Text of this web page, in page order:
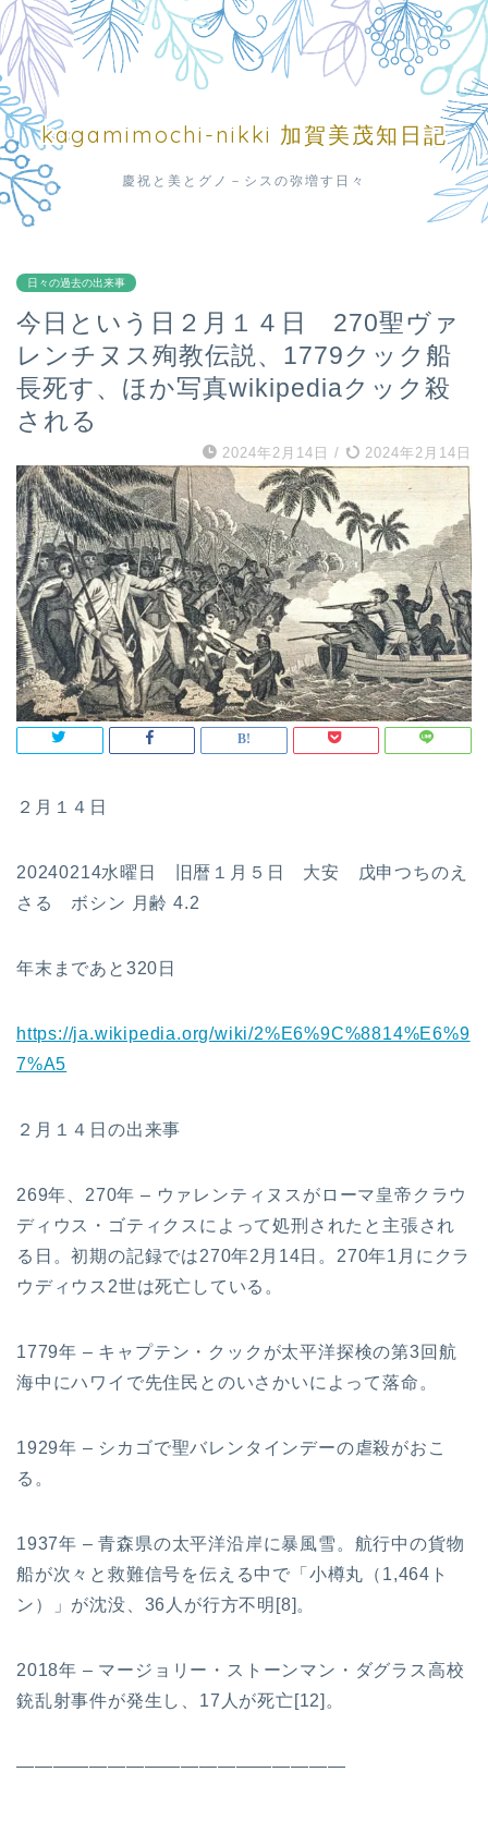
kagamimochi-nikki 加賀美茂知日記
慶祝と美とグノ－シスの弥増す日々
日々の過去の出来事
今日という日２月１４日 270聖ヴァ
レンチヌス殉教伝説、1779クック船
長死す、ほか写真wikipediaクック殺
される
2024年2月14日 / 2024年2月14日
２月１４日
20240214水曜日 旧暦１月５日 大安 戊申つちのえ
さる ボシン 月齢 4.2
年末まであと320日
https://ja.wikipedia.org/wiki/2%E6%9C%8814%E6%9
7%A5
２月１４日の出来事
269年、270年 – ウァレンティヌスがローマ皇帝クラウ
ディウス・ゴティクスによって処刑されたと主張され
る日。初期の記録では270年2月14日。270年1月にクラ
ウディウス2世は死亡している。
1779年 – キャプテン・クックが太平洋探検の第3回航
海中にハワイで先住民とのいさかいによって落命。
1929年 – シカゴで聖バレンタインデーの虐殺がおこ
る。
1937年 – 青森県の太平洋沿岸に暴風雪。航行中の貨物
船が次々と救難信号を伝える中で「小樽丸（1,464ト
ン）」が沈没、36人が行方不明[8]。
2018年 – マージョリー・ストーンマン・ダグラス高校
銃乱射事件が発生し、17人が死亡[12]。
——————————————————